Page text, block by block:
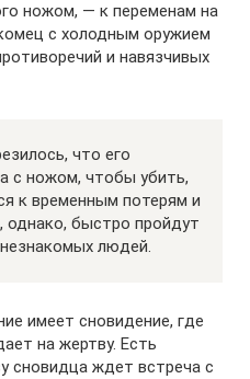
ножом, — к переменам на
с холодным оружием
и навязчивых
что его
с ножом, чтобы убить,
к временным потерям и
однако, быстро пройдут
людей.
имеет сновидение, где
на жертву. Есть
сновидца ждет встреча с